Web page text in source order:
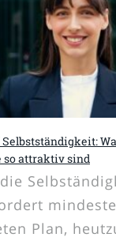
so attraktiv sind
Plan,